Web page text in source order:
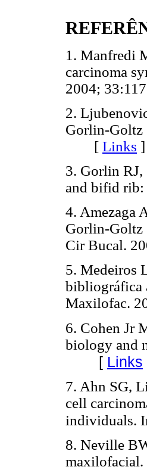
1. Manfredi
carcinoma
2004;
2.
Gorlin-Goltz
[ Links ]
3. Gorlin
and bifid
4. Amezaga
Gorlin-Goltz
Cir Bucal.
5. Medeiros
bibliográfica
Maxilofac.
6. Cohen Jr
biology and
[ Links
7. Ahn SG,
cell
individuals.
8. Neville